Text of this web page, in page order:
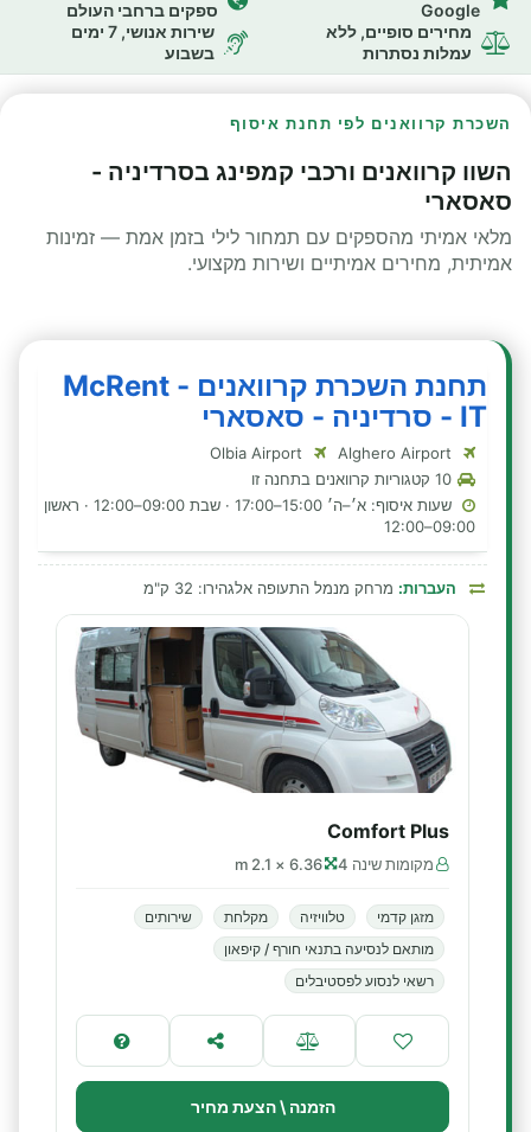
Google
ספקים ברחבי העולם
מחירים סופיים, ללא
עמלות נסתרות
שירות אנושי, 7 ימים
בשבוע
השכרת קרוואנים לפי תחנת איסוף
השוו קרוואנים ורכבי קמפינג בסרדיניה -
סאסארי
מלאי אמיתי מהספקים עם תמחור לילי בזמן אמת — זמינות
אמיתית, מחירים אמיתיים ושירות מקצועי.
תחנת השכרת קרוואנים - McRent
IT - סרדיניה - סאסארי
שעות איסוף: א׳–ה׳ 15:00–17:00 · שבת 09:00–12:00 · ראשון
09:00–12:00
העברות: מרחק מנמל התעופה אלגהירו: 32 ק"מ
Comfort Plus
מקומות שינה 4 6.36 × 2.1 m
מזגן קדמי טלוויזיה מקלחת
שירותים
מותאם לנסיעה בתנאי חורף / קיפאון
רשאי לנסוע לפסטיבלים
הזמנה \ הצעת מחיר